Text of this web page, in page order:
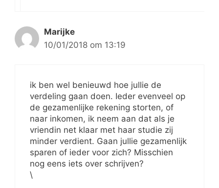
Marijke
10/01/2018 om 13:19
ik ben wel benieuwd hoe jullie de
verdeling gaan doen. Ieder evenveel op
de gezamenlijke rekening storten, of
naar inkomen, ik neem aan dat als je
vriendin net klaar met haar studie zij
minder verdient. Gaan jullie gezamenlijk
sparen of ieder voor zich? Misschien
nog eens iets over schrijven?
\